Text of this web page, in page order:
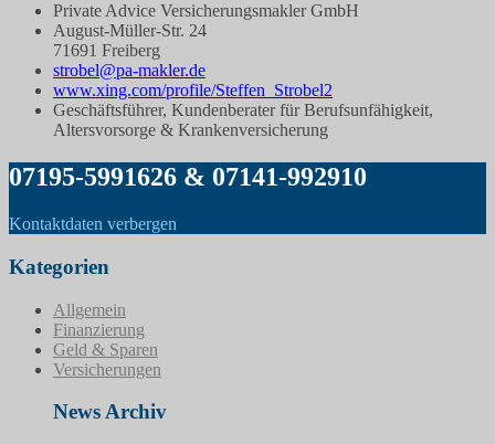
Private Advice Versicherungsmakler GmbH
August-Müller-Str. 24
71691 Freiberg
strobel@pa-makler.de
www.xing.com/profile/Steffen_Strobel2
Geschäftsführer, Kundenberater für Berufsunfähigkeit,
Altersvorsorge & Krankenversicherung
07195-5991626 & 07141-992910
Kontaktdaten verbergen
Kategorien
Allgemein
Finanzierung
Geld & Sparen
Versicherungen
News Archiv